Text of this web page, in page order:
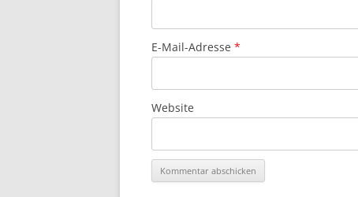
E-Mail-Adresse *
Website